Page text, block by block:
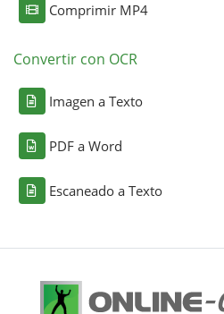
Comprimir MP4
Convertir con OCR
Imagen a Texto
PDF a Word
Escaneado a Texto